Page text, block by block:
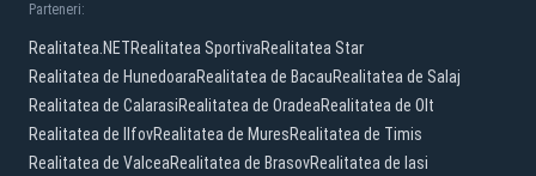
Parteneri:
Realitatea.NETRealitatea SportivaRealitatea Star
Realitatea de HunedoaraRealitatea de BacauRealitatea de Salaj
Realitatea de CalarasiRealitatea de OradeaRealitatea de Olt
Realitatea de IlfovRealitatea de MuresRealitatea de Timis
Realitatea de ValceaRealitatea de BrasovRealitatea de Iasi